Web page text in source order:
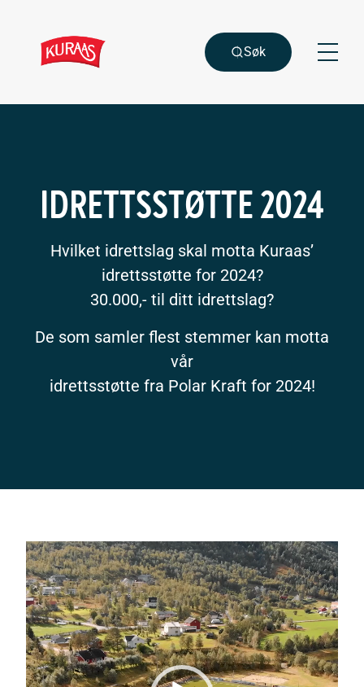
hovedinnhold
Søk
Meny
IDRETTSSTØTTE 2024
Hvilket idrettslag skal motta Kuraas’
idrettsstøtte for 2024?
30.000,- til ditt idrettslag?
De som samler flest stemmer kan motta
vår
idrettsstøtte fra Polar Kraft for 2024!
Videoavspiller